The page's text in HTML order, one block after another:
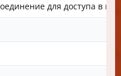
для доступа в